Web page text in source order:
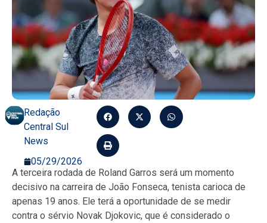
Redação
Central Sul
News
05/29/2026
A terceira rodada de Roland Garros será um momento
decisivo na carreira de João Fonseca, tenista carioca de
apenas 19 anos. Ele terá a oportunidade de se medir
contra o sérvio Novak Djokovic, que é considerado o